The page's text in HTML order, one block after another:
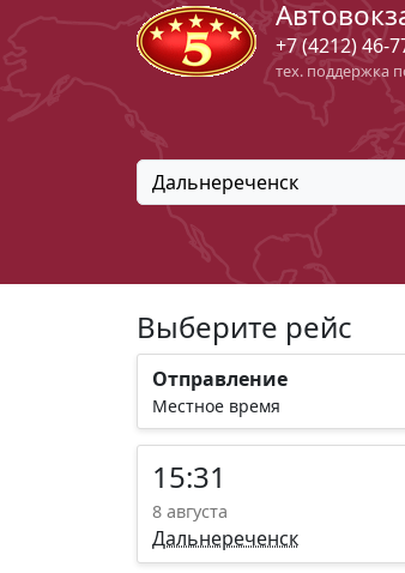
+7 (4212) 46-
тех. поддержка
Дальнереченск
Выберите рейс
Отправление
Местное время
15:31
8 августа
Дальнереченск